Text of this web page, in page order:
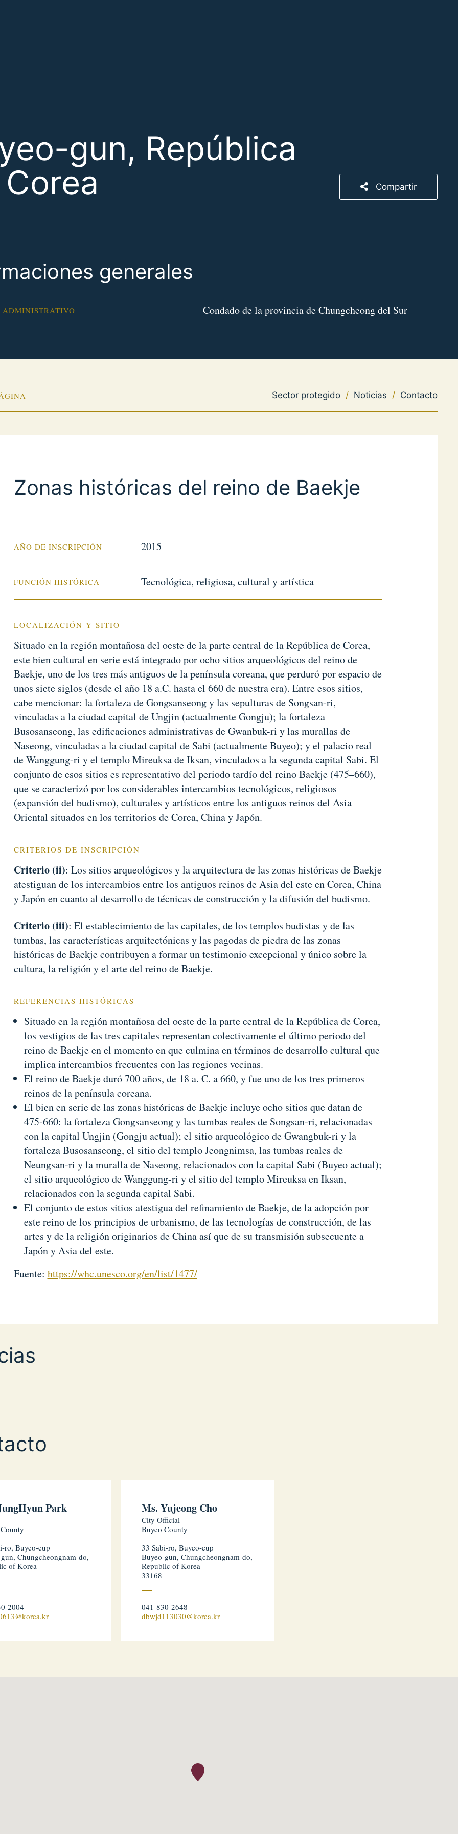
gun, República
Compartir
generales
ADMINISTRATIVO Condado de la provincia de Chungcheong del Sur
Sector protegido / Noticias / Contacto
Zonas históricas del reino de Baekje
AÑO DE INSCRIPCIÓN 2015
FUNCIÓN HISTÓRICA Tecnológica, religiosa, cultural y artística
LOCALIZACIÓN Y SITIO
Situado en la región montañosa del oeste de la parte central de la República de Corea,
este bien cultural en serie está integrado por ocho sitios arqueológicos del reino de
Baekje, uno de los tres más antiguos de la península coreana, que perduró por espacio de
unos siete siglos (desde el año 18 a.C. hasta el 660 de nuestra era). Entre esos sitios,
cabe mencionar: la fortaleza de Gongsanseong y las sepulturas de Songsan-ri,
vinculadas a la ciudad capital de Ungjin (actualmente Gongju); la fortaleza
Busosanseong, las edificaciones administrativas de Gwanbuk-ri y las murallas de
Naseong, vinculadas a la ciudad capital de Sabi (actualmente Buyeo); y el palacio real
de Wanggung-ri y el templo Mireuksa de Iksan, vinculados a la segunda capital Sabi. El
conjunto de esos sitios es representativo del periodo tardío del reino Baekje (475–660),
que se caracterizó por los considerables intercambios tecnológicos, religiosos
(expansión del budismo), culturales y artísticos entre los antiguos reinos del Asia
Oriental situados en los territorios de Corea, China y Japón.
CRITERIOS DE INSCRIPCIÓN
Criterio (ii): Los sitios arqueológicos y la arquitectura de las zonas históricas de Baekje
atestiguan de los intercambios entre los antiguos reinos de Asia del este en Corea, China
y Japón en cuanto al desarrollo de técnicas de construcción y la difusión del budismo.
Criterio (iii): El establecimiento de las capitales, de los templos budistas y de las
tumbas, las características arquitectónicas y las pagodas de piedra de las zonas
históricas de Baekje contribuyen a formar un testimonio excepcional y único sobre la
cultura, la religión y el arte del reino de Baekje.
REFERENCIAS HISTÓRICAS
Situado en la región montañosa del oeste de la parte central de la República de Corea,
los vestigios de las tres capitales representan colectivamente el último periodo del
reino de Baekje en el momento en que culmina en términos de desarrollo cultural que
implica intercambios frecuentes con las regiones vecinas.
El reino de Baekje duró 700 años, de 18 a. C. a 660, y fue uno de los tres primeros
reinos de la península coreana.
El bien en serie de las zonas históricas de Baekje incluye ocho sitios que datan de
475-660: la fortaleza Gongsanseong y las tumbas reales de Songsan-ri, relacionadas
con la capital Ungjin (Gongju actual); el sitio arqueológico de Gwangbuk-ri y la
fortaleza Busosanseong, el sitio del templo Jeongnimsa, las tumbas reales de
Neungsan-ri y la muralla de Naseong, relacionados con la capital Sabi (Buyeo actual);
el sitio arqueológico de Wanggung-ri y el sitio del templo Mireuksa en Iksan,
relacionados con la segunda capital Sabi.
El conjunto de estos sitios atestigua del refinamiento de Baekje, de la adopción por
este reino de los principios de urbanismo, de las tecnologías de construcción, de las
artes y de la religión originarios de China así que de su transmisión subsecuente a
Japón y Asia del este.
Fuente: https://whc.unesco.org/en/list/1477/
Park
ro, Buyeo-eup
Chungcheongnam-do,
of Korea
2004
Ms. Yujeong Cho
City Official
Buyeo County
33 Sabi-ro, Buyeo-eup
Buyeo-gun, Chungcheongnam-do,
Republic of Korea
33168
041-830-2648
dbwjd113030@korea.kr